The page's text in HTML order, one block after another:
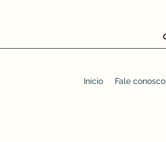
Início Fale conosco